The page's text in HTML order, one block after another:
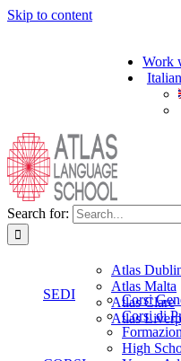
Skip to content
Work
Search for:
SEDI
Atlas
Atlas Malta
Atlas Clare
Atlas
Corsi
Corsi di
High